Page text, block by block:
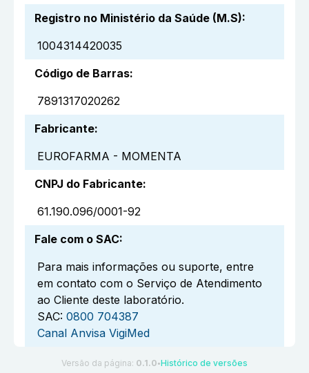
Registro no Ministério da Saúde (M.S):
1004314420035
Código de Barras:
7891317020262
Fabricante:
EUROFARMA - MOMENTA
CNPJ do Fabricante:
61.190.096/0001-92
Fale com o SAC:
Para mais informações ou suporte, entre
em contato com o Serviço de Atendimento
ao Cliente deste laboratório.
SAC: 0800 704387
Canal Anvisa VigiMed
Versão da página: 0.1.0 ●Histórico de versões